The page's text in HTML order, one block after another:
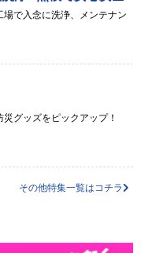
で入念に洗浄、メンテナン
グッズをピックアップ！
その他特集一覧はコチラ